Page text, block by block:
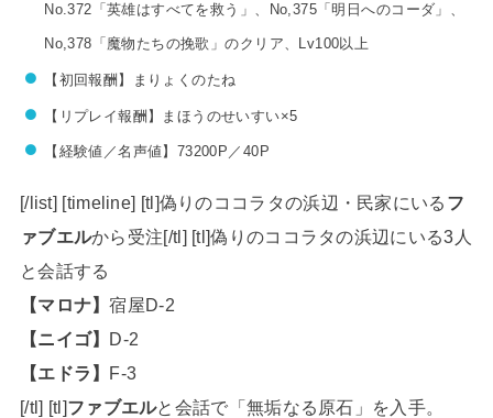
No.372「英雄はすべてを救う」、No,375「明日へのコーダ」、
No,378「魔物たちの挽歌」のクリア、Lv100以上
【初回報酬】まりょくのたね
【リプレイ報酬】まほうのせいすい×5
【経験値／名声値】73200P／40P
[/list] [timeline] [tl]偽りのココラタの浜辺・民家にいる フ
ァブエルから受注[/tl] [tl]偽りのココラタの浜辺にいる3人
と会話する
【マロナ】宿屋D-2
【ニイゴ】 D-2
【エドラ】 F-3
[/tl] [tl]ファブエルと会話で「無垢なる原石」を入手。